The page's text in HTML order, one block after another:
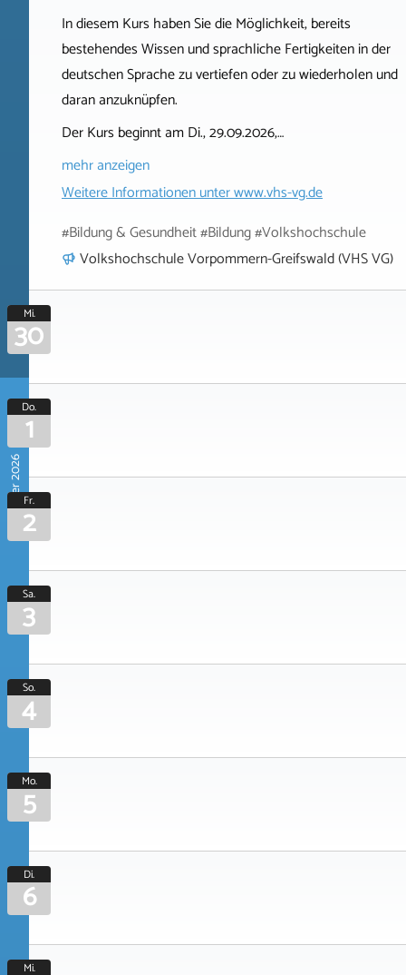
In diesem Kurs haben Sie die Möglichkeit, bereits
bestehendes Wissen und sprachliche Fertigkeiten in der
deutschen Sprache zu vertiefen oder zu wiederholen und
daran anzuknüpfen.
Der Kurs beginnt am Di., 29.09.2026,…
mehr anzeigen
Weitere Informationen unterwww.vhs-vg.de
#Bildung & Gesundheit #Bildung #Volkshochschule
Volkshochschule Vorpommern-Greifswald (VHS VG)
Mi.
30
Oktober 2026
Do.
1
Fr.
2
Sa.
3
So.
4
Mo.
5
Di.
6
Mi.